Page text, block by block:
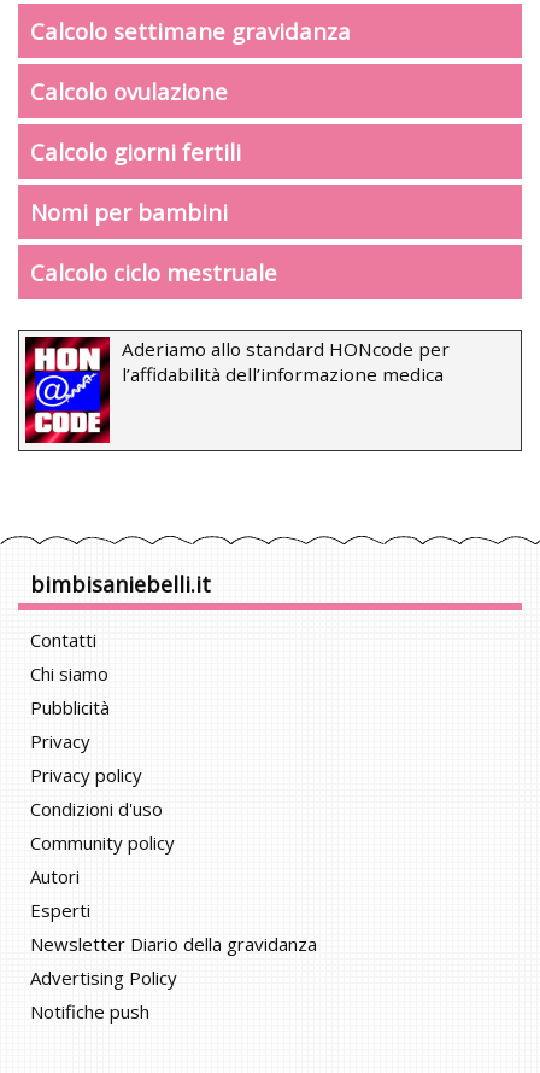
Calcolo settimane gravidanza
Calcolo ovulazione
Calcolo giorni fertili
Nomi per bambini
Calcolo ciclo mestruale
Aderiamo allo standard HONcode per
l’affidabilità dell’informazione medica
bimbisaniebelli.it
Contatti
Chi siamo
Pubblicità
Privacy
Privacy policy
Condizioni d'uso
Community policy
Autori
Esperti
Newsletter Diario della gravidanza
Advertising Policy
Notifiche push